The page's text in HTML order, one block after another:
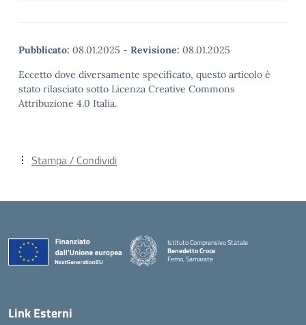
Pubblicato: 08.01.2025 - Revisione: 08.01.2025
Eccetto dove diversamente specificato, questo articolo è
stato rilasciato sotto Licenza Creative Commons
Attribuzione 4.0 Italia.
Stampa / Condividi
Istituto Comprensivo Statale
Benedetto Croce
Ferno, Samarate
Link Esterni